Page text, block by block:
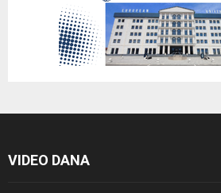
VIDEO DANA